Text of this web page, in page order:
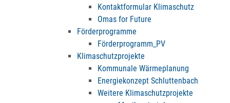
Kontaktformular Klimaschutz
Omas for Future
Förderprogramme
Förderprogramm_PV
Klimaschutzprojekte
Kommunale Wärmeplanung
Energiekonzept Schluttenbach
Weitere Klimaschutzprojekte